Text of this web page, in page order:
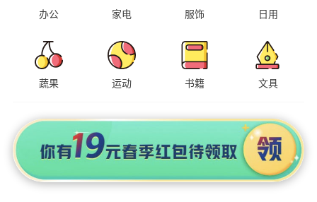
办公 家电 服饰 日用
蔬果 运动 书籍 文具